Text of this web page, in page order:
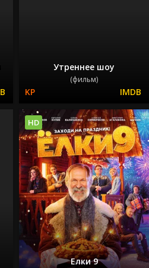
Утреннее шоу
(фильм)
Елки 9
HD